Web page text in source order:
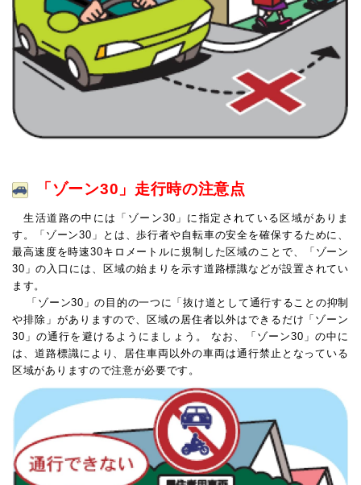
「ゾーン30」走行時の注意点
生活道路の中には「ゾーン30」に指定されている区域がありま
す。「ゾーン30」とは、歩行者や自転車の安全を確保するために、
最高速度を時速30キロメートルに規制した区域のことで、「ゾーン
30」の入口には、区域の始まりを示す道路標識などが設置されてい
ます。
「ゾーン30」の目的の一つに「抜け道として通行することの抑制
や排除」がありますので、区域の居住者以外はできるだけ「ゾーン
30」の通行を避けるようにましょう。 なお、「ゾーン30」の中に
は、道路標識により、居住車両以外の車両は通行禁止となっている
区域がありますので注意が必要です。